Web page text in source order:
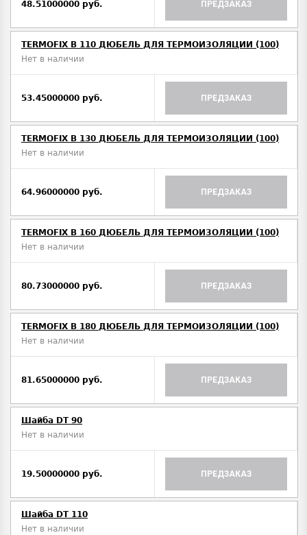
48.51000000 руб. ПРЕДЗАКАЗ
TERMOFIX B 110 ДЮБЕЛЬ ДЛЯ ТЕРМОИЗОЛЯЦИИ (100)
Нет в наличии
53.45000000 руб. ПРЕДЗАКАЗ
TERMOFIX B 130 ДЮБЕЛЬ ДЛЯ ТЕРМОИЗОЛЯЦИИ (100)
Нет в наличии
64.96000000 руб. ПРЕДЗАКАЗ
TERMOFIX B 160 ДЮБЕЛЬ ДЛЯ ТЕРМОИЗОЛЯЦИИ (100)
Нет в наличии
80.73000000 руб. ПРЕДЗАКАЗ
TERMOFIX B 180 ДЮБЕЛЬ ДЛЯ ТЕРМОИЗОЛЯЦИИ (100)
Нет в наличии
81.65000000 руб. ПРЕДЗАКАЗ
Шайба DT 90
Нет в наличии
19.50000000 руб. ПРЕДЗАКАЗ
Шайба DT 110
Нет в наличии